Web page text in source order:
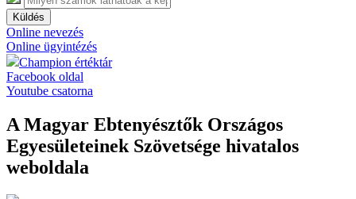
Küldés
Online nevezés
Online ügyintézés
Champion értéktár
Facebook oldal
Youtube csatorna
A Magyar Ebtenyésztők Országos
Egyesületeinek Szövetsége hivatalos
weboldala